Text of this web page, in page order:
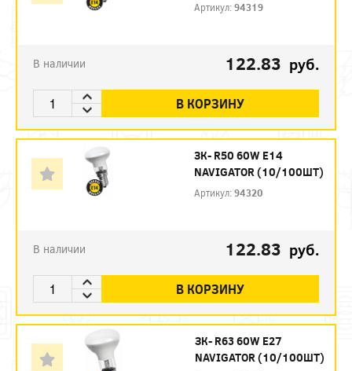
Артикул:94319
В наличии 122.83 руб.
В КОРЗИНУ
ЗК- R50 60W E14
NAVIGATOR (10/100ШТ)
Артикул:94320
В наличии 122.83 руб.
В КОРЗИНУ
ЗК- R63 60W E27
NAVIGATOR (10/100ШТ)